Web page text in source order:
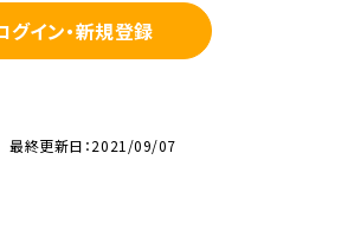
グイン・新規登録
最終更新日：2021/09/07